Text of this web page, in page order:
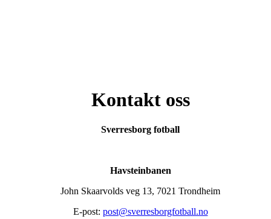
Kontakt oss
Sverresborg fotball
Havsteinbanen
John Skaarvolds veg 13, 7021 Trondheim
E-post: post@sverresborgfotball.no